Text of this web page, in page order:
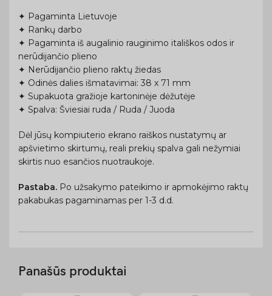
✦ Pagaminta Lietuvoje
✦ Rankų darbo
✦ Pagaminta iš augalinio rauginimo itališkos odos ir
nerūdijančio plieno
✦ Nerūdijančio plieno raktų žiedas
✦ Odinės dalies išmatavimai: 38 x 71 mm
✦ Supakuota gražioje kartoninėje dėžutėje
✦ Spalva: Šviesiai ruda / Ruda / Juoda
Dėl jūsų kompiuterio ekrano raiškos nustatymų ar
apšvietimo skirtumų, reali prekių spalva gali nežymiai
skirtis nuo esančios nuotraukoje.
Pastaba. Po užsakymo pateikimo ir apmokėjimo raktų
pakabukas pagaminamas per 1-3 d.d.
Panašūs produktai